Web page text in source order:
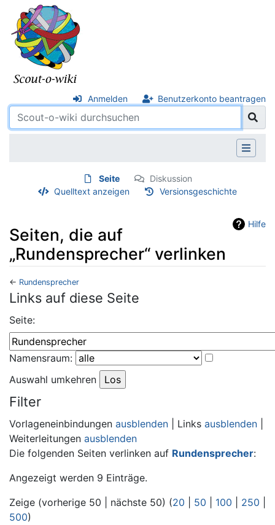
Anmelden Benutzerkonto beantragen
Seite
Diskussion
Quelltext anzeigen
Versionsgeschichte
Hilfe
Seiten, die auf
„Rundensprecher“ verlinken
← Rundensprecher
Wechseln zu: Navigation,Suche
Links auf diese Seite
Seite:
Namensraum:
Auswahl umkehren
Filter
Vorlageneinbindungen ausblenden | Links ausblenden
Weiterleitungen ausblenden
Die folgenden Seiten verlinken auf Rundensprecher:
Angezeigt werden 9 Einträge.
Zeige (vorherige 50 | nächste 50) (20 50 100 250
500)